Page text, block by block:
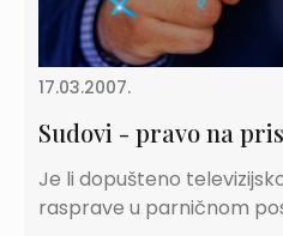
17.03.2007.
Sudovi - pravo na
Je li dopušteno
rasprave u parničnom